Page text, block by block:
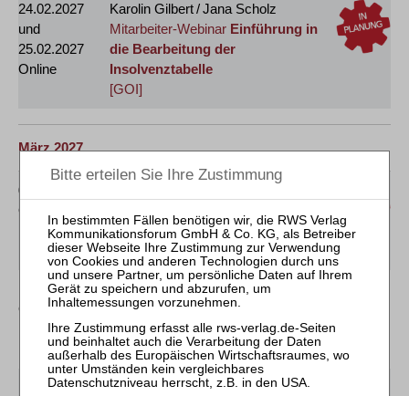
24.02.2027
und
25.02.2027
Online
Karolin Gilbert / Jana Scholz
Mitarbeiter-Webinar Einführung in
die Bearbeitung der
Insolvenztabelle
[GOI]
März 2027
02.03.2027
Online
Insolvenzgutachtens
[GOI]
10.03.2027
Online
Jens M. Schmittmann / Holger Busch
Mitarbeiter-WebinarSteuerrecht in der
Insolvenz
[GOI]
17.03.2027
Karolin Gilbert / Jana Scholz